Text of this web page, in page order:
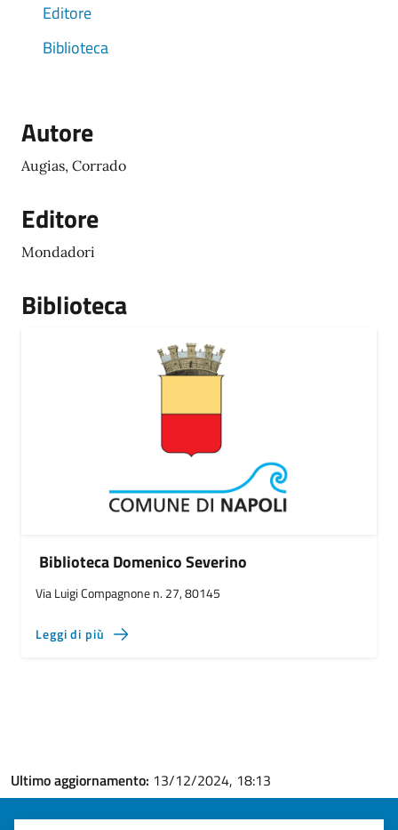
Editore
Biblioteca
Autore
Augias, Corrado
Editore
Mondadori
Biblioteca
Biblioteca Domenico Severino
Via Luigi Compagnone n. 27, 80145
Leggi di più
Ultimo aggiornamento: 13/12/2024, 18:13